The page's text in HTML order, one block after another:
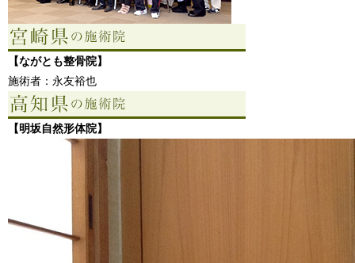
【ながとも整骨院】
施術者：永友裕也
【明坂自然形体院】